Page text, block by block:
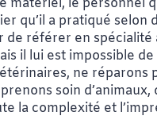
matériel, le personnel
qu’il a pratiqué selon
de référer en spécialité
il lui est impossible
ne réparons
soin d’animaux,
la complexité et